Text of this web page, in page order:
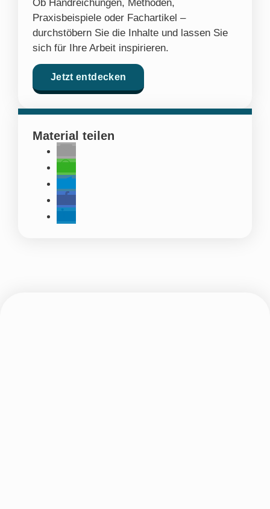
Ob Handreichungen, Methoden,
Praxisbeispiele oder Fachartikel –
durchstöbern Sie die Inhalte und lassen Sie
sich für Ihre Arbeit inspirieren.
Jetzt entdecken
Material teilen